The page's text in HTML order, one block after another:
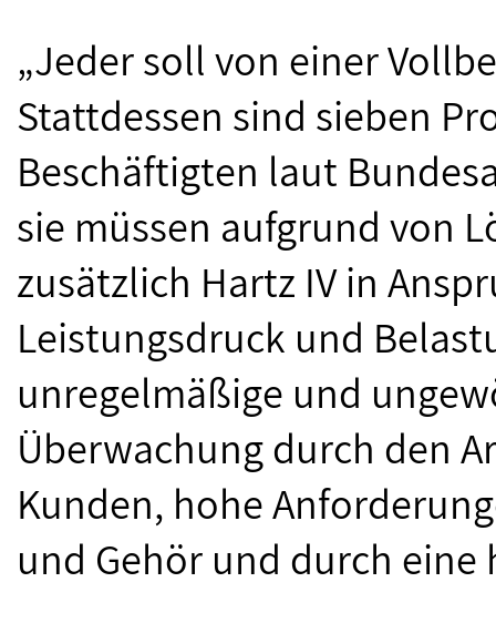
„Jeder soll von einer
Stattdessen sind sieben
Beschäftigten laut
sie müssen aufgrund von
zusätzlich Hartz IV in
Leistungsdruck und
unregelmäßige und
Überwachung durch den
Kunden, hohe
und Gehör und durch